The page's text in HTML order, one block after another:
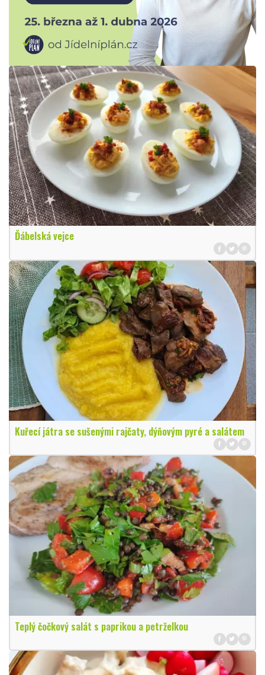
Ďábelská vejce
Kuřecí játra se sušenými rajčaty, dýňovým pyré a salátem
Teplý čočkový salát s paprikou a petrželkou